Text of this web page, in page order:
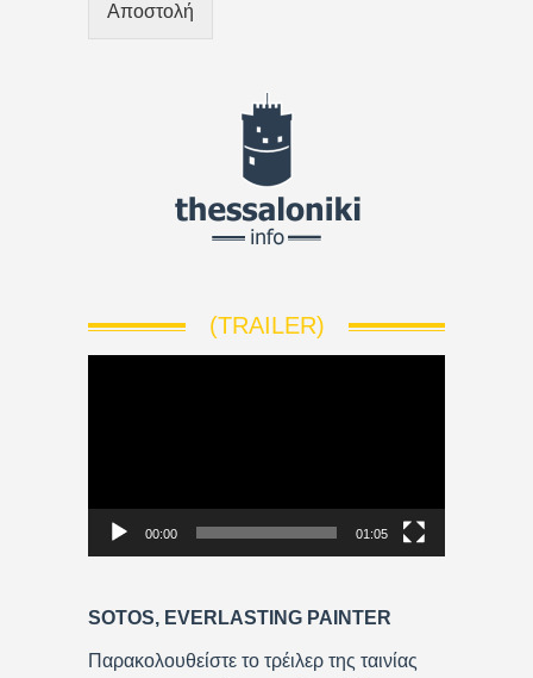
Αποστολή
(TRAILER)
P
e
r
00:00 01:05
SOTOS, EVERLASTING PAINTER
Παρακολουθείστε το τρέιλερ της ταινίας